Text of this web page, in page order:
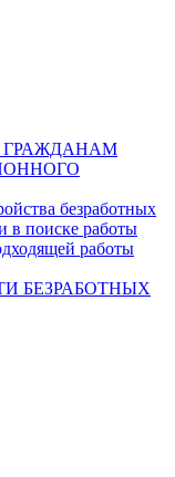
ГРАЖДАНАМ
безработных
в поиске работы
работы
БЕЗРАБОТНЫХ